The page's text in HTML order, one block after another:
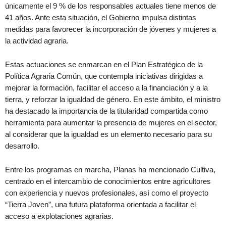
únicamente el 9 % de los responsables actuales tiene menos de
41 años. Ante esta situación, el Gobierno impulsa distintas
medidas para favorecer la incorporación de jóvenes y mujeres a
la actividad agraria.
Estas actuaciones se enmarcan en el Plan Estratégico de la
Política Agraria Común, que contempla iniciativas dirigidas a
mejorar la formación, facilitar el acceso a la financiación y a la
tierra, y reforzar la igualdad de género. En este ámbito, el ministro
ha destacado la importancia de la titularidad compartida como
herramienta para aumentar la presencia de mujeres en el sector,
al considerar que la igualdad es un elemento necesario para su
desarrollo.
Entre los programas en marcha, Planas ha mencionado Cultiva,
centrado en el intercambio de conocimientos entre agricultores
con experiencia y nuevos profesionales, así como el proyecto
“Tierra Joven”, una futura plataforma orientada a facilitar el
acceso a explotaciones agrarias.